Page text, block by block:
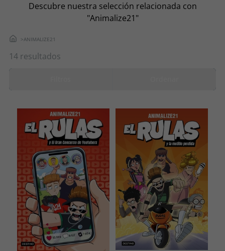
Descubre nuestra selección relacionada con
"Animalize21"
ANIMALIZE21
14 resultados